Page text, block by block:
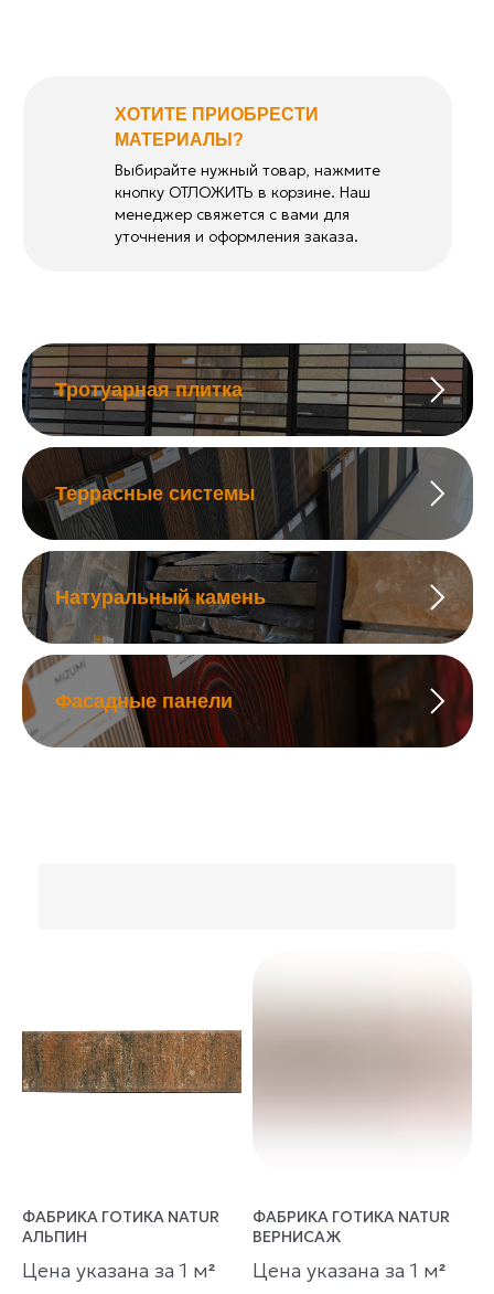
Выбирайте нужный товар, нажмите
кнопку ОТЛОЖИТЬ в корзине. Наш
менеджер свяжется с вами для
уточнения и оформления заказа.
ХОТИТЕ ПРИОБРЕСТИ
МАТЕРИАЛЫ?
Тротуарная плитка
Террасные системы
Натуральный камень
Фасадные панели
ФАБРИКА ГОТИКА NATUR
АЛЬПИН
Цена указана за 1 м²
ФАБРИКА ГОТИКА NATUR
ВЕРНИСАЖ
Цена указана за 1 м²